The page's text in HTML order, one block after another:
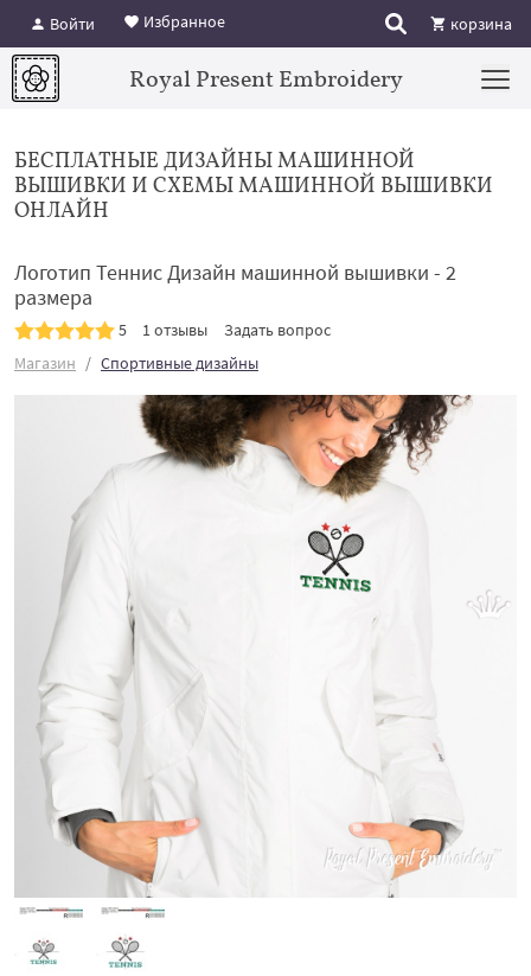
Войти Избранное корзина
Royal Present Embroidery
БЕСПЛАТНЫЕ ДИЗАЙНЫ МАШИННОЙ
ВЫШИВКИ И СХЕМЫ МАШИННОЙ ВЫШИВКИ
ОНЛАЙН
Логотип Теннис Дизайн машинной вышивки - 2
размера
5 1 отзывы
Задать вопрос
Магазин
Спортивные дизайны